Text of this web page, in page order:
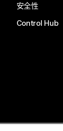
安全性
Control Hub